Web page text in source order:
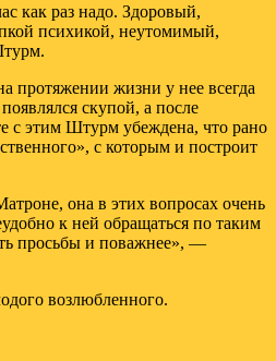
как раз надо. Здоровый,
психикой, неутомимый,
протяжении жизни у нее всегда
скупой, а после
с этим Штурм убеждена, что рано
с которым и построит
она в этих вопросах очень
к ней обращаться по таким
просьбы и поважнее», —
возлюбленного.